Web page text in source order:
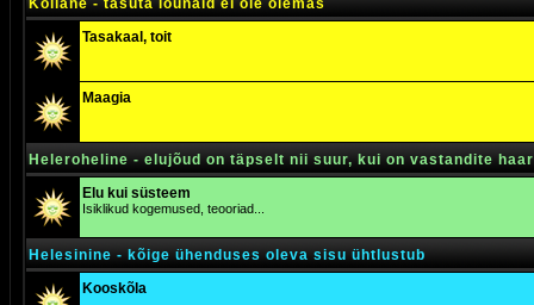
Kollane - tasuta lõunaid ei ole olemas
Tasakaal, toit
Maagia
Heleroheline - elujõud on täpselt nii suur, kui on vastandite
Elu kui süsteem
Isiklikud kogemused, teooriad...
Helesinine - kõige ühenduses oleva sisu ühtlustub
Kooskõla